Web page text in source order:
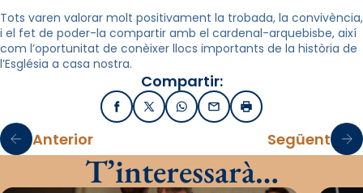
Tots varen valorar molt positivament la trobada, la convivència,
i el fet de poder-la compartir amb el cardenal-arquebisbe, així
com l’oportunitat de conèixer llocs importants de la història de
l’Església a casa nostra.
Compartir:
FacebookX / TwitterWhatsApp
EmailImprimir
Anterior Següent
T’interessarà…